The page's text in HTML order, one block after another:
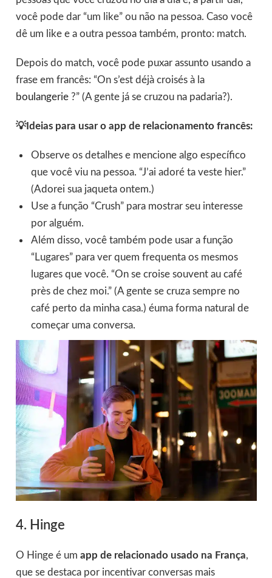
você pode dar “um like” ou não na pessoa. Caso você
dê um like e a outra pessoa também, pronto: match.
Depois do match, você pode puxar assunto usando a
frase em francês: “On s’est déjà croisés à la
boulangerie?” (A gente já se cruzou na padaria?).
💡Ideias para usar o app de relacionamento francês:
Observe os detalhes e mencione algo específico
que você viu na pessoa. “J’ai adoré ta veste hier.”
(Adorei sua jaqueta ontem.)
Use a função “Crush” para mostrar seu interesse
por alguém.
Além disso, você também pode usar a função
“Lugares” para ver quem frequenta os mesmos
lugares que você. “On se croise souvent au café
près de chez moi.” (A gente se cruza sempre no
café perto da minha casa.) éuma forma natural de
começar uma conversa.
4. Hinge
O Hinge é um app de relacionado usado na França,
que se destaca por incentivar conversas mais